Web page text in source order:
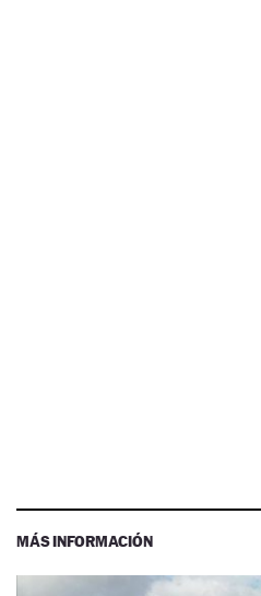
MÁS INFORMACIÓN